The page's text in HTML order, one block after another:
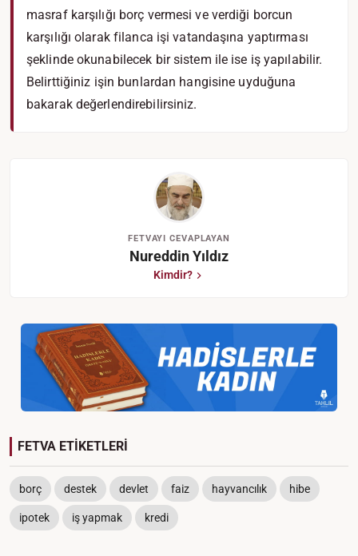
masraf karşılığı borç vermesi ve verdiği borcun
karşılığı olarak filanca işi vatandaşına yaptırması
şeklinde okunabilecek bir sistem ile ise iş yapılabilir.
Belirttiğiniz işin bunlardan hangisine uyduğuna
bakarak değerlendirebilirsiniz.
FETVAYI CEVAPLAYAN
Nureddin Yıldız
Kimdir?
FETVA ETİKETLERİ
borç destek devlet faiz hayvancılık hibe
ipotek iş yapmak kredi